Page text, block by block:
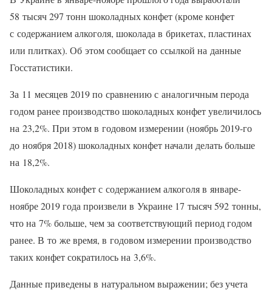
58 тысяч 297 тонн шоколадных конфет (кроме конфет
с содержанием алкоголя, шоколада в брикетах, пластинах
или плитках). Об этом сообщает со ссылкой на данные
Госстатистики.
За 11 месяцев 2019 по сравнению с аналогичным перода
годом ранее производство шоколадных конфет увеличилось
на 23,2%. При этом в годовом измерении (ноябрь 2019-го
до ноября 2018) шоколадных конфет начали делать больше
на 18,2%.
Шоколадных конфет с содержанием алкоголя в январе-
ноябре 2019 года произвели в Украине 17 тысяч 592 тонны,
что на 7% больше, чем за соответствующий период годом
ранее. В то же время, в годовом измерении производство
таких конфет сократилось на 3,6%.
Данные приведены в натуральном выражении; без учета